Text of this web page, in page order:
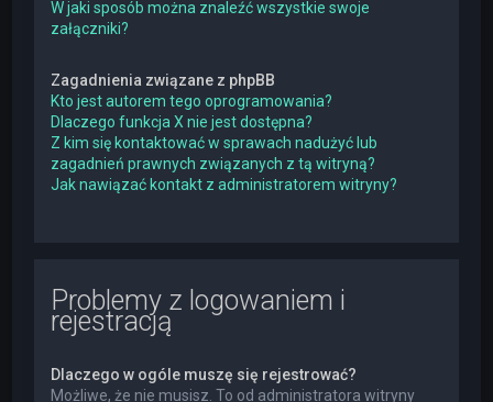
W jaki sposób można znaleźć wszystkie swoje
załączniki?
Zagadnienia związane z phpBB
Kto jest autorem tego oprogramowania?
Dlaczego funkcja X nie jest dostępna?
Z kim się kontaktować w sprawach nadużyć lub
zagadnień prawnych związanych z tą witryną?
Jak nawiązać kontakt z administratorem witryny?
Problemy z logowaniem i
rejestracją
Dlaczego w ogóle muszę się rejestrować?
Możliwe, że nie musisz. To od administratora witryny